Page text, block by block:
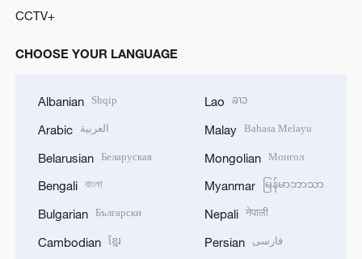
CCTV+
CHOOSE YOUR LANGUAGE
Albanian Shqip
Arabic العربية
Belarusian Беларуская
Bengali বাংলা
Bulgarian Български
Cambodian ខ្មែរ
Lao ລາວ
Malay Bahasa Melayu
Mongolian Монгол
Myanmar မြန်မာဘာသာ
Nepali नेपाली
Persian فارسی